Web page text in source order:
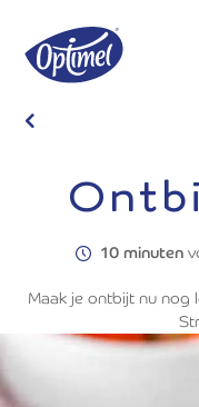
naar
gaan
10 minuten
Maak je ontbijt nu nog